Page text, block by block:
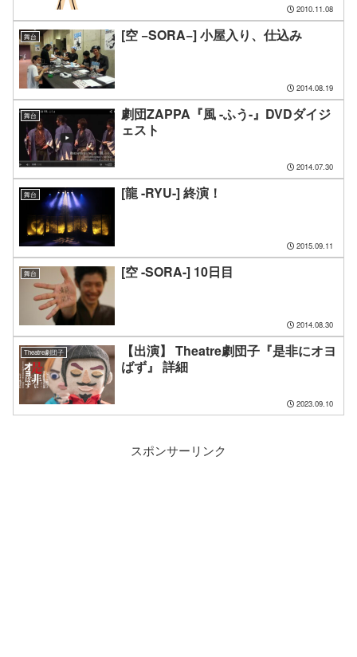
2010.11.08
舞台 [空 −SORA−] 小屋入り、仕込み
2014.08.19
舞台
劇団ZAPPA『風 -ふう-』DVDダイジ
ェスト
2014.07.30
舞台 [龍 -RYU-] 終演！
2015.09.11
舞台 [空 -SORA-] 10日目
2014.08.30
Theatre劇団子
【出演】 Theatre劇団子『是非にオヨ
ばず』 詳細
2023.09.10
スポンサーリンク